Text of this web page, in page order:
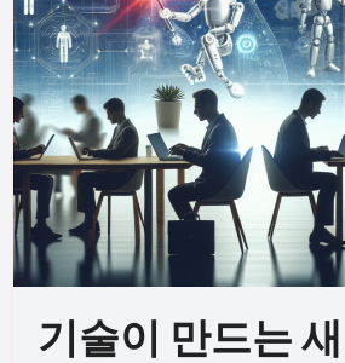
기술이 만드는